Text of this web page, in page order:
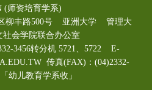
(师资培育学系)
区柳丰路500号 亚洲大学 管理大
会学院联合办公室
3456转分机 5721、5722 E-
传真(FAX)：(04)2332-
幼儿教育学系收」